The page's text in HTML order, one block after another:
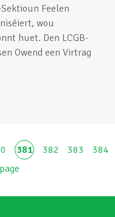
Feelen
wou
huet. Den LCGB-
Owend een Virtrag
381 382 383
384